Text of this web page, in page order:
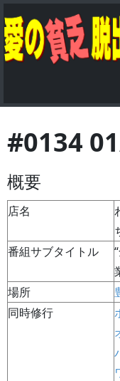
#0134
概要
店名
番組サブタイトル
場所
同時修行